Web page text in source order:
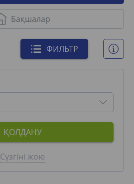
Бақшалар
ФИЛЬТР
ҚОЛДАНУ
Сүзгіні жою